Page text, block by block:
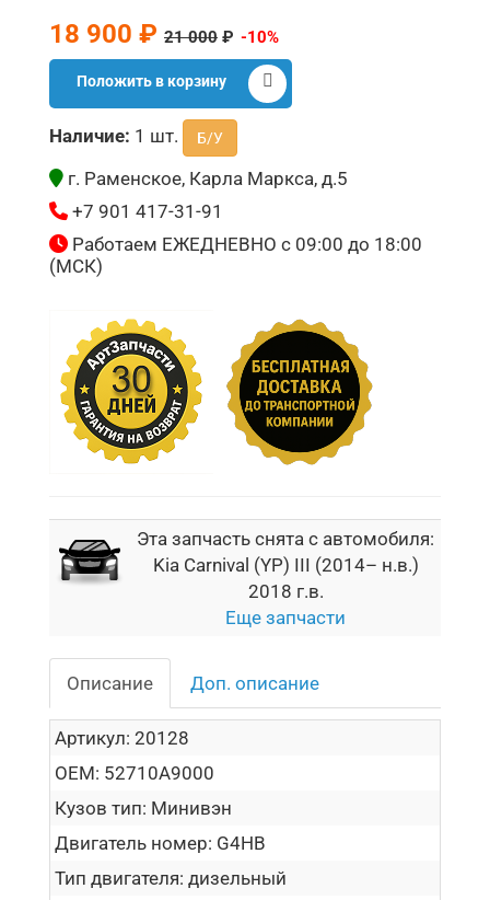
18 900 ₽ 21 000 ₽ -10%
Положить в корзину
Наличие: 1 шт. Б/У
г. Раменское, Карла Маркса, д.5
+7 901 417-31-91
Работаем ЕЖЕДНЕВНО с 09:00 до 18:00
(МСК)
Эта запчасть снята с автомобиля:
Kia Carnival (YP) III (2014– н.в.)
2018 г.в.
Еще запчасти
Описание Доп. описание
Артикул: 20128
OEM: 52710A9000
Кузов тип: Минивэн
Двигатель номер: G4HB
Тип двигателя: дизельный